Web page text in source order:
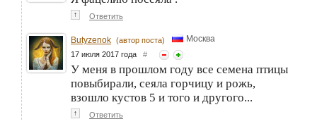
↑ Ответить
Butyzenok (автор поста) Москва
17 июля 2017 года #
У меня в прошлом году все семена птицы
повыбирали, сеяла горчицу и рожь,
взошло кустов 5 и того и другого...
↑ Ответить